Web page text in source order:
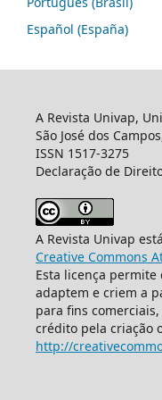
Español (España)
A Revista Univap,
São José dos
ISSN 1517-3275
Declaração de
A Revista Univap
Creative Commons
Esta licença
adaptem e criem a
para fins
crédito pela criação
http://